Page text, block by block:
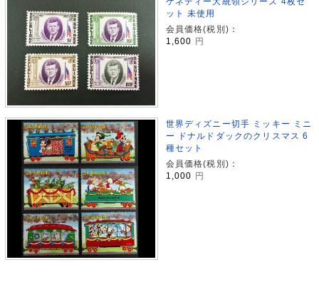
ット 未使用
会員価格(税別)：
1,600
円
世界ディズニー切手 ミッキー ミニ
ー ドナルドダックのクリスマス 6
種セット
会員価格(税別)：
1,000
円